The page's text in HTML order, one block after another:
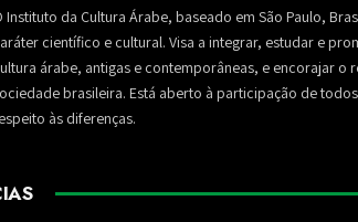
Instituto da Cultura Árabe, baseado em São Paulo,
científico e cultural. Visa a integrar, estudar e
árabe, antigas e contemporâneas, e encorajar o
brasileira. Está aberto à participação de
às diferenças.